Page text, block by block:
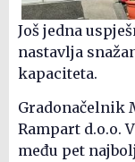
Još jedna
nastavlja
kapaciteta.
Gradonačelnik
Rampart d.o.o.
među pet